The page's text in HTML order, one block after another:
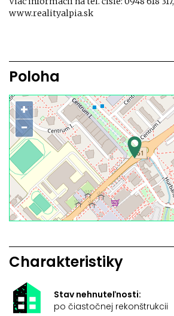
www.realityalpia.sk
Poloha
+
−
Charakteristiky
Stav nehnuteľnosti:
po čiastočnej rekonštrukcii